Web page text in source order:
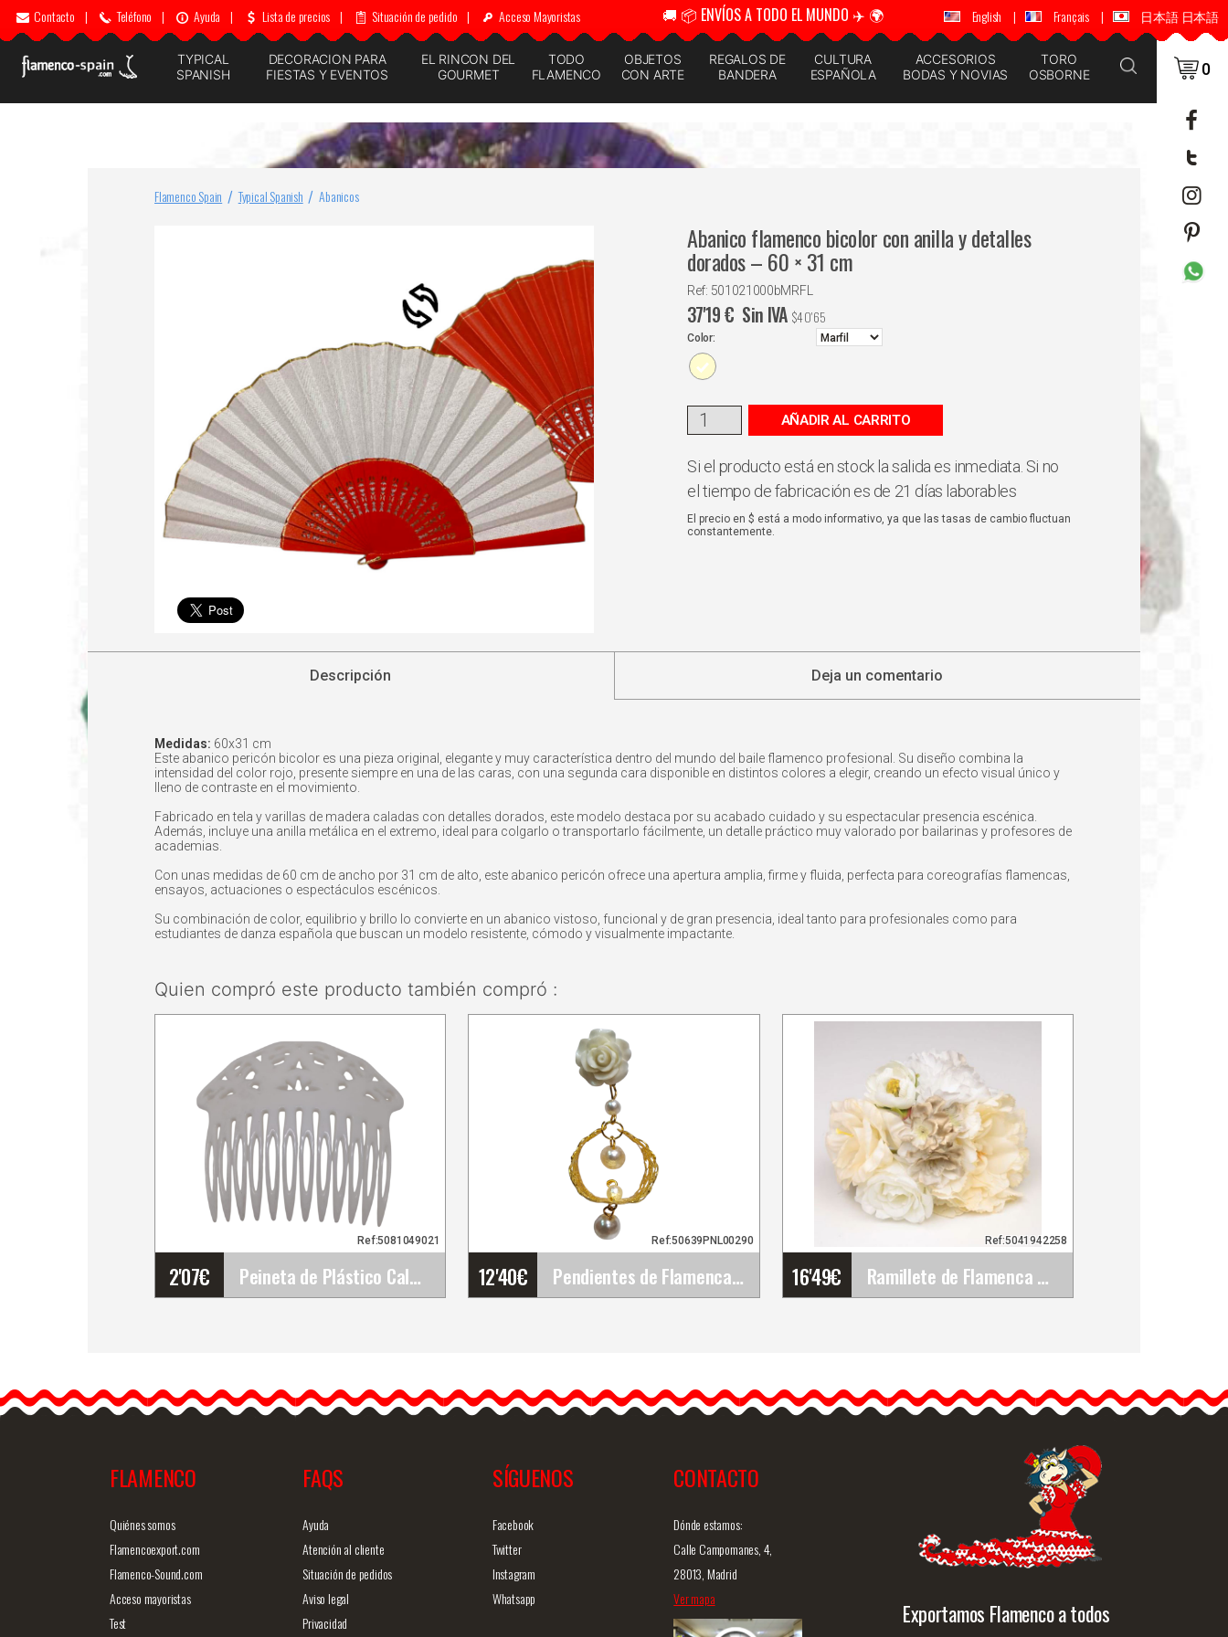
Contacto | Teléfono | Ayuda | Lista de precios | Situación de pedido | Acceso Mayoristas 🚚 📦 ENVÍOS A TODO EL MUNDO ✈️ 🌍 🚚 📦 ENVÍOS A TODO EL MUNDO ✈️ 🌍
English | Français | 日本語 日本語
TYPICAL
SPANISH
DECORACION PARA
FIESTAS Y EVENTOS
EL RINCON DEL
GOURMET
TODO
FLAMENCO
OBJETOS
CON ARTE
REGALOS DE
BANDERA
CULTURA
ESPAÑOLA
ACCESORIOS
BODAS Y NOVIAS
TORO
OSBORNE
0
Flamenco Spain Typical Spanish Abanicos
Abanico flamenco bicolor con anilla y detalles
dorados – 60 × 31 cm
Ref: 501021000bMRFL
37'19€ Sin IVA $40'65
Color:
AÑADIR AL CARRITO
Si el producto está en stock la salida es inmediata. Si no
el tiempo de fabricación es de 21 días laborables
El precio en $ está a modo informativo, ya que las tasas de cambio fluctuan
constantemente.
Descripción Deja un comentario
Medidas: 60x31 cm
Este abanico pericón bicolor es una pieza original, elegante y muy característica dentro del mundo del baile flamenco profesional. Su diseño combina la
intensidad del color rojo, presente siempre en una de las caras, con una segunda cara disponible en distintos colores a elegir, creando un efecto visual único y
lleno de contraste en el movimiento.
Fabricado en tela y varillas de madera caladas con detalles dorados, este modelo destaca por su acabado cuidado y su espectacular presencia escénica.
Además, incluye una anilla metálica en el extremo, ideal para colgarlo o transportarlo fácilmente, un detalle práctico muy valorado por bailarinas y profesores de
academias.
Con unas medidas de 60 cm de ancho por 31 cm de alto, este abanico pericón ofrece una apertura amplia, firme y fluida, perfecta para coreografías flamencas,
ensayos, actuaciones o espectáculos escénicos.
Su combinación de color, equilibrio y brillo lo convierte en un abanico vistoso, funcional y de gran presencia, ideal tanto para profesionales como para
estudiantes de danza española que buscan un modelo resistente, cómodo y visualmente impactante.
Quien compró este producto también compró :
2'07€ Peineta de Plástico Calado para Ferias, Romerías,&hellip;
Ref:5081049021
Festivales y Espectáculos
de Flamenco
12'40€ Pendientes de Flamenca y Fiesta
Ref:50639PNL00290
Descubre estos
pendientes artesanales de
16'49€ Ramillete de Flamenca en Tonos Claros
Ref:5041942258
Suaviza tu look flamenco
con este delicado ramillete
Vista rápida
FLAMENCO
Quiénes somos
Flamencoexport.com
Flamenco-Sound.com
Acceso mayoristas
Test
FAQS
Ayuda
Atención al cliente
Situación de pedidos
Aviso legal
Privacidad
SÍGUENOS
Facebook
Twitter
Instagram
Whatsapp
CONTACTO
Dónde estamos:
Calle Campomanes, 4,
28013, Madrid
Ver mapa
Exportamos Flamenco a todos